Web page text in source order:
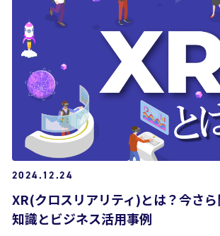
2024.12.24
XR(クロスリアリティ)とは？今さ
知識とビジネス活用事例